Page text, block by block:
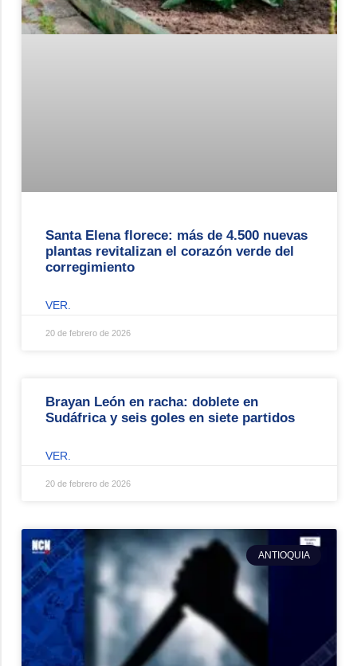
Santa Elena florece: más de 4.500 nuevas
plantas revitalizan el corazón verde del
corregimiento
VER.
20 de febrero de 2026
Brayan León en racha: doblete en
Sudáfrica y seis goles en siete partidos
VER.
20 de febrero de 2026
ANTIOQUIA